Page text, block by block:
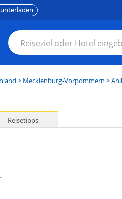
> Mecklenburg-Vorpommern >
Reisetipps